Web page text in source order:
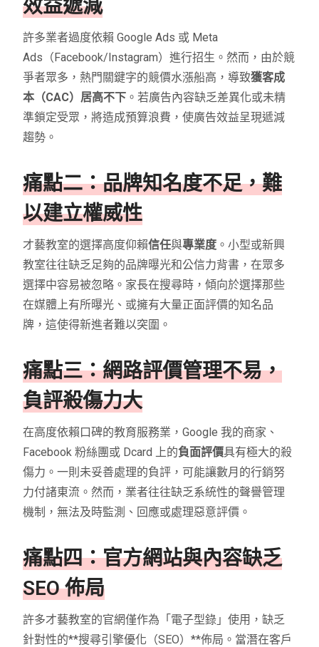
效益遞減
許多業者過度依賴 Google Ads 或 Meta
Ads（Facebook/Instagram）進行招生。然而，由於競
爭者眾多，熱門關鍵字的競價水漲船高，導致獲客成
本（CAC）居高不下 。若廣告內容缺乏差異化或未精
準鎖定受眾，將造成預算浪費，使廣告效益呈現遞減
趨勢。
痛點二：品牌知名度不足，難
以建立權威性
才藝教室的選擇高度仰賴信任與專業度 。小型或新興
教室往往缺乏足夠的品牌曝光和公信力背書，在眾多
選擇中容易被忽略。家長在搜尋時，傾向於選擇那些
在媒體上有所曝光、或擁有大量正面評價的知名品
牌，這使得新進者難以突圍。
痛點三：網路評價管理不易，
負評殺傷力大
在高度依賴口碑的教育服務業，Google 我的商家、
Facebook 粉絲團或 Dcard 上的負面評價具有極大的殺
傷力。一則未妥善處理的負評，可能讓數月的行銷努
力付諸東流。然而，業者往往缺乏系統性的聲譽管理
機制，無法及時監測、回應或處理惡意評價。
痛點四：官方網站與內容缺乏
SEO 佈局
許多才藝教室的官網僅作為「電子型錄」使用，缺乏
針對性的**搜尋引擎優化（SEO）**佈局。當潛在客戶